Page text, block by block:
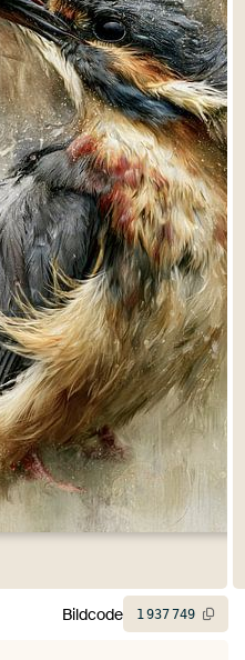
Bildcode 1937749